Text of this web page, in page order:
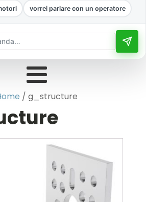
vorrei parlare con un operatore
/ g_structure